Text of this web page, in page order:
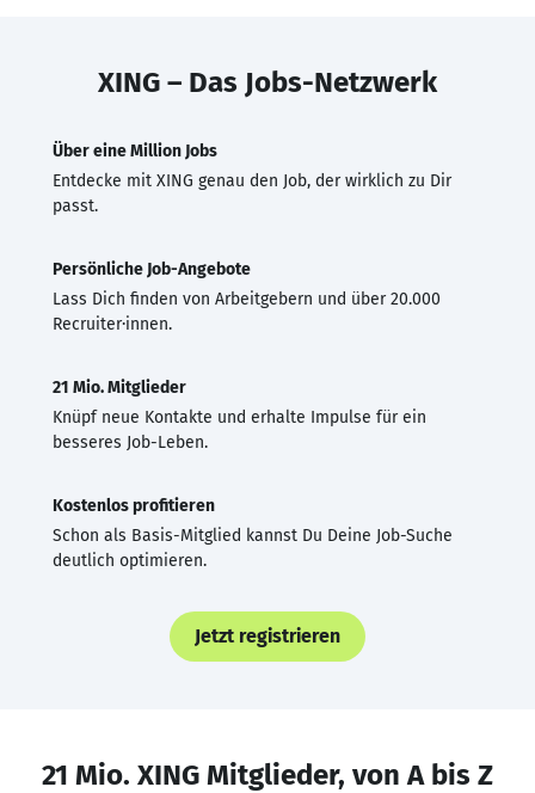
XING – Das Jobs-Netzwerk
Über eine Million Jobs
Entdecke mit XING genau den Job, der wirklich zu Dir
passt.
Persönliche Job-Angebote
Lass Dich finden von Arbeitgebern und über 20.000
Recruiter·innen.
21 Mio. Mitglieder
Knüpf neue Kontakte und erhalte Impulse für ein
besseres Job-Leben.
Kostenlos profitieren
Schon als Basis-Mitglied kannst Du Deine Job-Suche
deutlich optimieren.
Jetzt registrieren
21 Mio. XING Mitglieder, von A bis Z